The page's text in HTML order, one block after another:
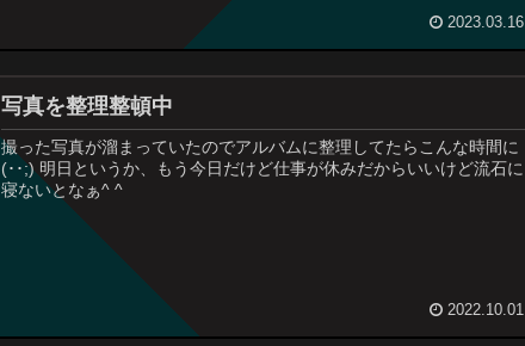
2023.03.16
写真を整理整頓中
撮った写真が溜まっていたのでアルバムに整理してたらこんな時間に
(･･;) 明日というか、もう今日だけど仕事が休みだからいいけど流石に
寝ないとなぁ^ ^
2022.10.01